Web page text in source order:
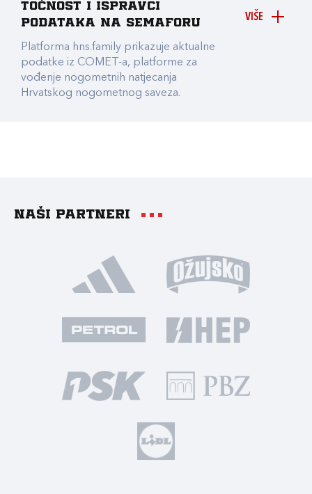
VIŠE
točnost i ispravci
podataka na Semaforu
Platforma hns.family prikazuje aktualne
podatke iz COMET-a, platforme za
vođenje nogometnih natjecanja
Hrvatskog nogometnog saveza.
Naši partneri